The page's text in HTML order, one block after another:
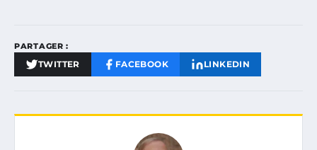
PARTAGER :
TWITTER FACEBOOK LINKEDIN